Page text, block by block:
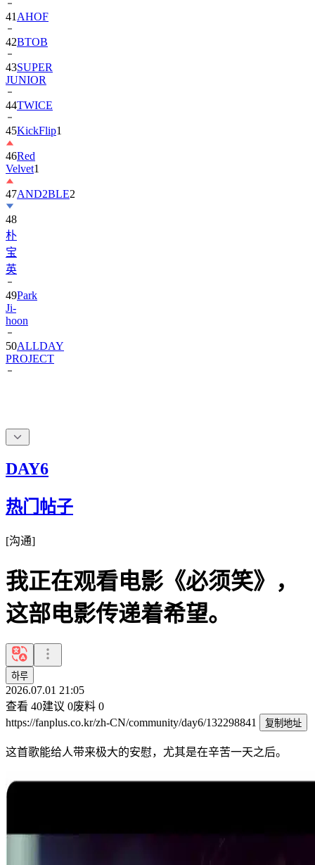
41 AHOF
42BTOB
43SUPER
JUNIOR
44TWICE
45KickFlip1
46Red
Velvet1
47AND2BLE2
48
朴
宝
英
49Park
Ji-
hoon
50ALLDAY
PROJECT
DAY6
热门帖子
[沟通]
我正在观看电影《必须笑》，
这部电影传递着希望。
하루
2026.07.01 21:05
查看 40建议 0废料 0
https://fanplus.co.kr/zh-CN/community/day6/132298841
复制地址
这首歌能给人带来极大的安慰，尤其是在辛苦一天之后。